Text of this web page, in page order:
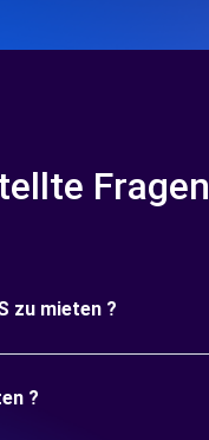
Fragen
zu mieten ?
?